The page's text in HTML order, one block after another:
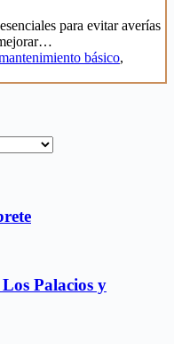
para evitar averías
básico,
Palacios y